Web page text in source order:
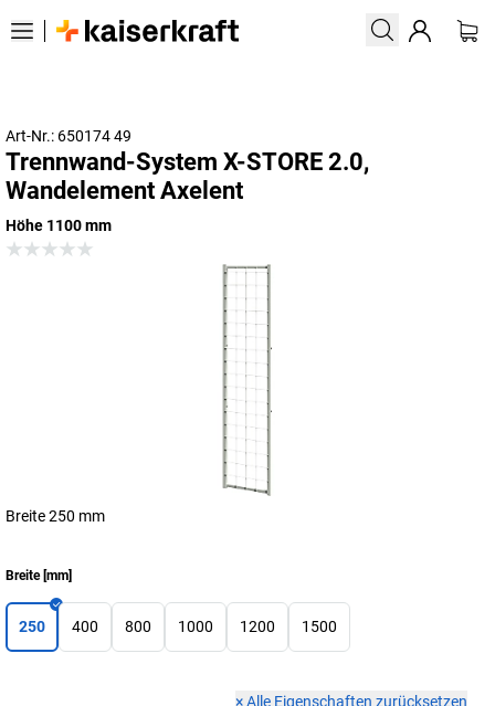
Art-Nr.: 650174 49
Trennwand-System X-STORE 2.0,
Wandelement Axelent
Höhe 1100 mm
Breite 250 mm
Breite[mm]
250 400 800 1000 1200 1500
×Alle Eigenschaften zurücksetzen